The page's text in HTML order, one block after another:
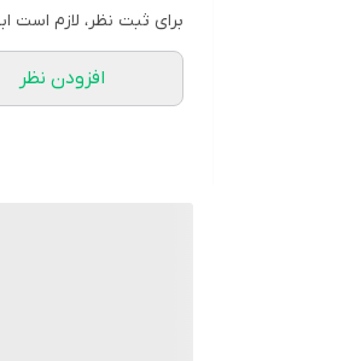
برای ثبت نظر، لازم است
افزودن نظر